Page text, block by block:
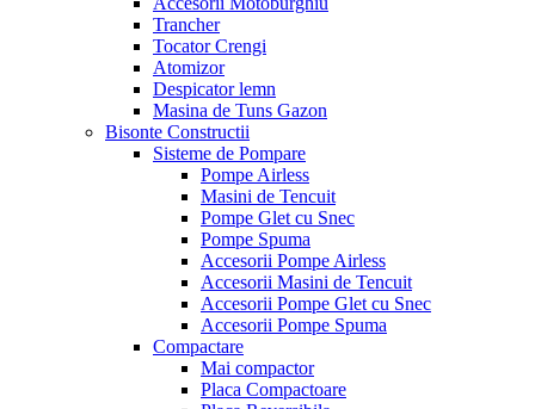
Trancher
Tocator Crengi
Atomizor
Despicator lemn
Masina de Tuns Gazon
Bisonte Constructii
Sisteme de Pompare
Pompe Airless
Masini de Tencuit
Pompe Glet cu Snec
Pompe Spuma
Accesorii Pompe Airless
Accesorii Masini de Tencuit
Accesorii Pompe Glet cu Snec
Accesorii Pompe Spuma
Compactare
Mai compactor
Placa Compactoare